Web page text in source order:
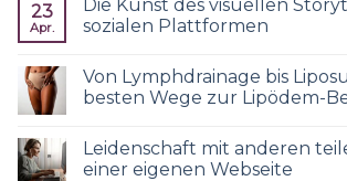
23
Apr.
Die Kunst des visuellen
sozialen Plattformen
Von Lymphdrainage bis
besten Wege zur Lipödem-
Leidenschaft mit anderen
einer eigenen Webseite